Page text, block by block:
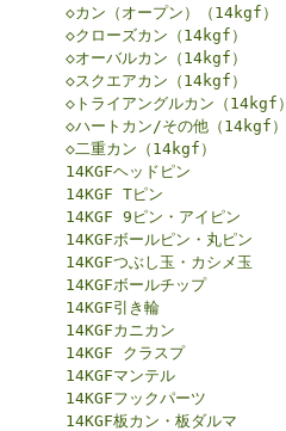
◇カン（オープン）（14kgf）
◇クローズカン（14kgf）
◇オーバルカン（14kgf）
◇スクエアカン（14kgf）
◇トライアングルカン（14kgf）
◇ハートカン/その他（14kgf）
◇二重カン（14kgf）
14KGFヘッドピン
14KGF Tピン
14KGF 9ピン・アイピン
14KGFボールピン・丸ピン
14KGFつぶし玉・カシメ玉
14KGFボールチップ
14KGF引き輪
14KGFカニカン
14KGF クラスプ
14KGFマンテル
14KGFフックパーツ
14KGF板カン・板ダルマ